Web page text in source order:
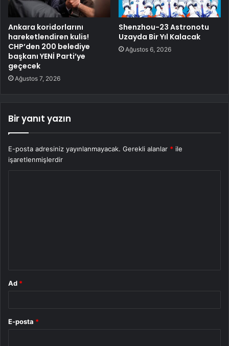
Ankara koridorlarını
hareketlendiren kulis!
CHP’den 200 belediye
başkanı YENİ Parti’ye
geçecek
Ağustos 7, 2026
Shenzhou-23 Astronotu
Uzayda Bir Yıl Kalacak
Ağustos 6, 2026
Bir yanıt yazın
E-posta adresiniz yayınlanmayacak. Gerekli alanlar * ile
işaretlenmişlerdir
Ad *
E-posta *